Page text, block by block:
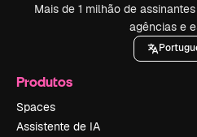
Mais de 1 milhão de
agências e
Produtos
Spaces
Assistente de IA